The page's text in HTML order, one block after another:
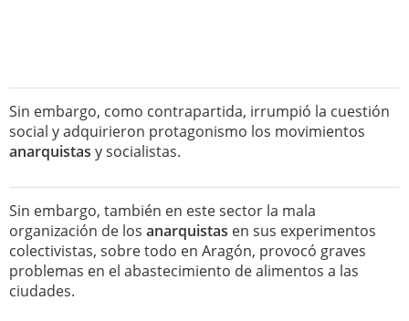
Sin embargo, como contrapartida, irrumpió la cuestión
social y adquirieron protagonismo los movimientos
anarquistas y socialistas.
Sin embargo, también en este sector la mala
organización de los anarquistas en sus experimentos
colectivistas, sobre todo en Aragón, provocó graves
problemas en el abastecimiento de alimentos a las
ciudades.